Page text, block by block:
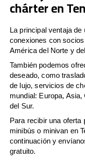
chárter en
La principal ventaja
conexiones con
América del Norte y
También podemos
deseado, como
de lujo, servicios de
mundial: Europa,
del Sur.
Para recibir una oferta
minibús o minivan en
continuación y
gratuito.